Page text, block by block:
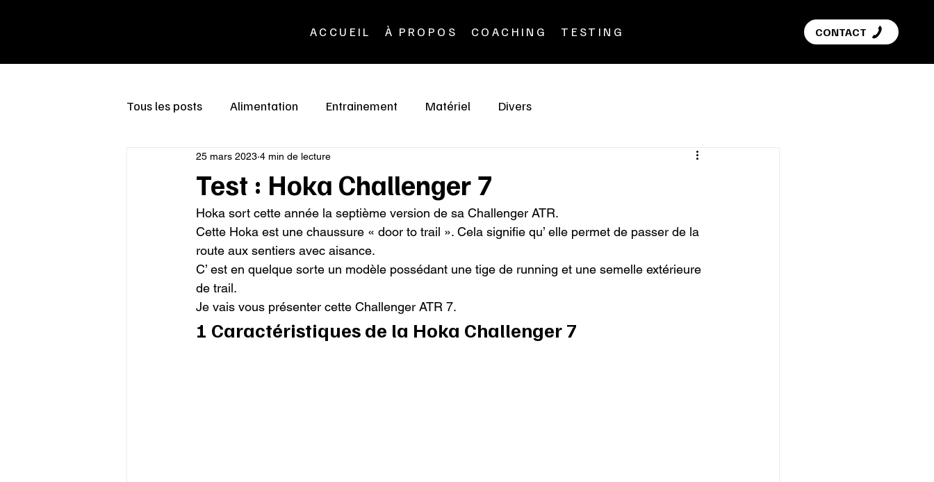
ACCUEIL À PROPOS COACHING TESTING CONTACT
Tous les posts Alimentation Entrainement Matériel Divers
Test : Hoka Challenger 7
25 mars 2023 4 min de lecture
Hoka sort cette année la septième version de sa Challenger ATR.
Cette Hoka est une chaussure « door to trail ». Cela signifie qu’ elle permet de passer de la
route aux sentiers avec aisance.
C’ est en quelque sorte un modèle possédant une tige de running et une semelle extérieure
de trail.
Je vais vous présenter cette Challenger ATR 7.
1 Caractéristiques de la Hoka Challenger 7